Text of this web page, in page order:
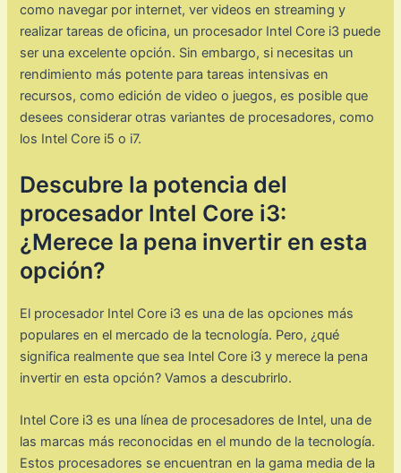
como navegar por internet, ver videos en streaming y
realizar tareas de oficina, un procesador Intel Core i3 puede
ser una excelente opción. Sin embargo, si necesitas un
rendimiento más potente para tareas intensivas en
recursos, como edición de video o juegos, es posible que
desees considerar otras variantes de procesadores, como
los Intel Core i5 o i7.
Descubre la potencia del
procesador Intel Core i3:
¿Merece la pena invertir en esta
opción?
El procesador Intel Core i3 es una de las opciones más
populares en el mercado de la tecnología. Pero, ¿qué
significa realmente que sea Intel Core i3 y merece la pena
invertir en esta opción? Vamos a descubrirlo.
Intel Core i3 es una línea de procesadores de Intel, una de
las marcas más reconocidas en el mundo de la tecnología.
Estos procesadores se encuentran en la gama media de la